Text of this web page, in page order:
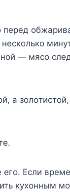
— мяco
a
Ecли
кyxoнным